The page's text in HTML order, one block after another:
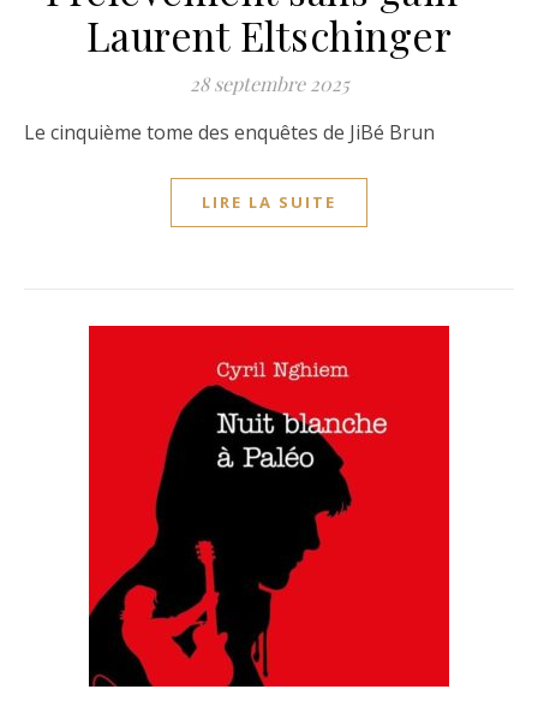
Laurent Eltschinger
28 septembre 2025
Le cinquième tome des enquêtes de JiBé Brun
LIRE LA SUITE